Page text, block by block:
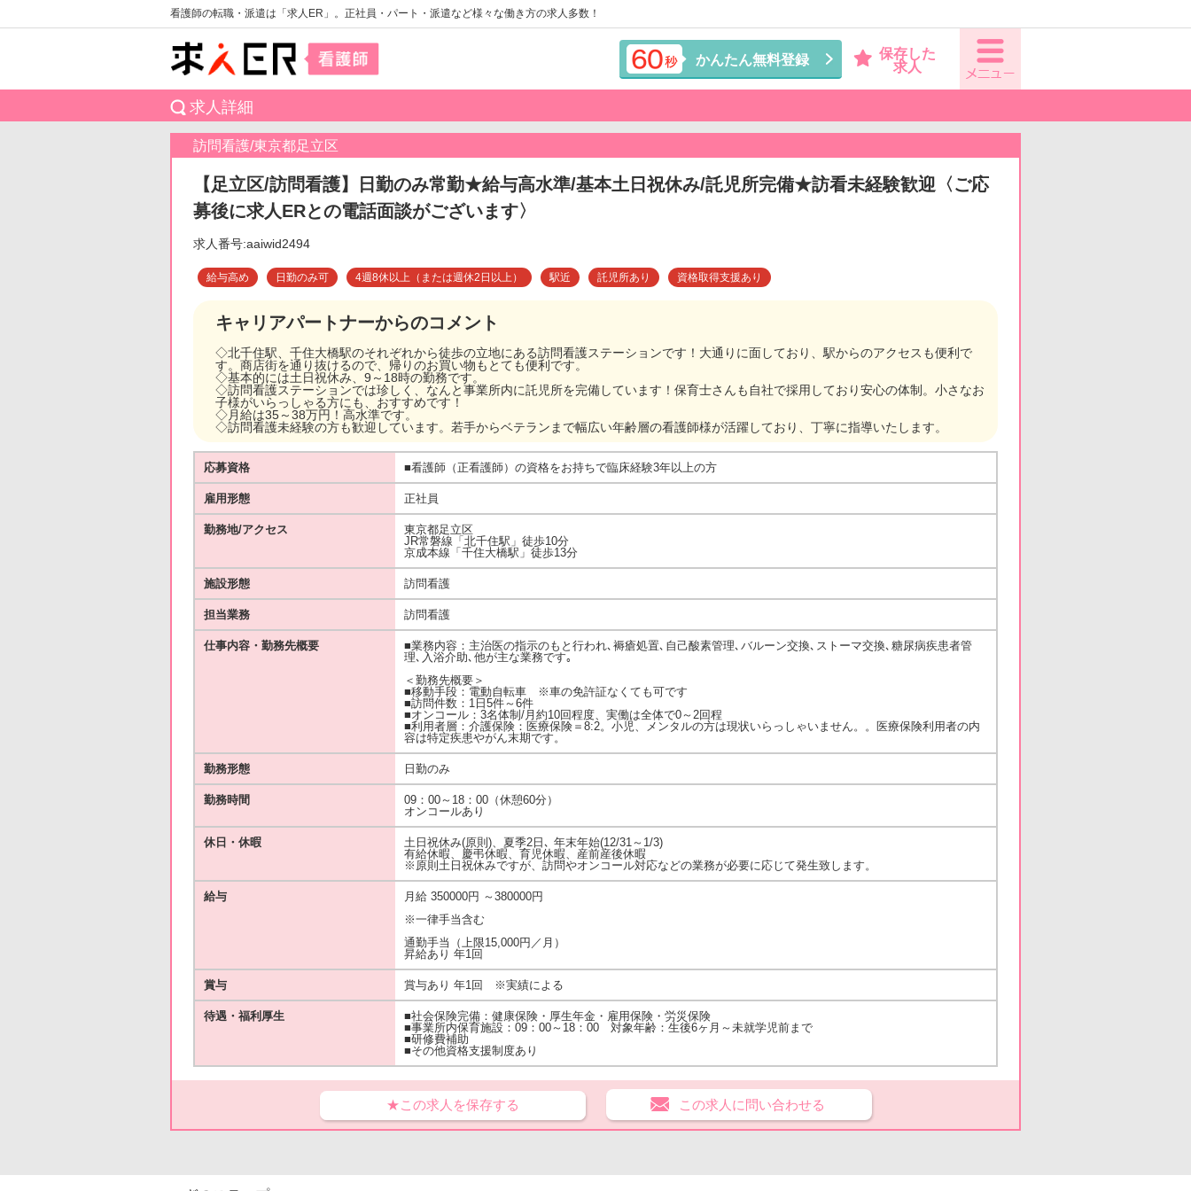
看護師の転職・派遣は「求人ER」。正社員・パート・派遣など様々な働き方の求人多数！
かんたん無料登録
保存した
求人
求人詳細
訪問看護/東京都足立区
【足立区/訪問看護】日勤のみ常勤★給与高水準/基本土日祝休み/託児所完備★訪看未経験歓迎〈ご応
募後に求人ERとの電話面談がございます〉
求人番号:aaiwid2494
給与高め 日勤のみ可 4週8休以上（または週休2日以上） 駅近 託児所あり 資格取得支援あり
キャリアパートナーからのコメント
◇北千住駅、千住大橋駅のそれぞれから徒歩の立地にある訪問看護ステーションです！大通りに面しており、駅からのアクセスも便利で
す。商店街を通り抜けるので、帰りのお買い物もとても便利です。
◇基本的には土日祝休み、9～18時の勤務です。
◇訪問看護ステーションでは珍しく、なんと事業所内に託児所を完備しています！保育士さんも自社で採用しており安心の体制。小さなお
子様がいらっしゃる方にも、おすすめです！
◇月給は35～38万円！高水準です。
◇訪問看護未経験の方も歓迎しています。若手からベテランまで幅広い年齢層の看護師様が活躍しており、丁寧に指導いたします。
応募資格 ■看護師（正看護師）の資格をお持ちで臨床経験3年以上の方
雇用形態 正社員
勤務地/アクセス
東京都足立区
JR常磐線「北千住駅」徒歩10分
京成本線「千住大橋駅」徒歩13分
施設形態 訪問看護
担当業務 訪問看護
仕事内容・勤務先概要
■業務内容：主治医の指示のもと行われ､褥瘡処置､自己酸素管理､バルーン交換､ストーマ交換､糖尿病疾患者管
理､入浴介助､他が主な業務です｡
＜勤務先概要＞
■移動手段：電動自転車 ※車の免許証なくても可です
■訪問件数：1日5件～6件
■オンコール：3名体制/月約10回程度、実働は全体で0～2回程
■利用者層：介護保険：医療保険＝8:2。小児、メンタルの方は現状いらっしゃいません。。医療保険利用者の内
容は特定疾患やがん末期です。
勤務形態 日勤のみ
勤務時間
09：00～18：00（休憩60分）
オンコールあり
休日・休暇
土日祝休み(原則)、夏季2日､ 年末年始(12/31～1/3)
有給休暇、慶弔休暇、育児休暇、産前産後休暇
※原則土日祝休みですが、訪問やオンコール対応などの業務が必要に応じて発生致します。
給与
月給 350000円 ～380000円
※一律手当含む
通勤手当（上限15,000円／月）
昇給あり 年1回
賞与 賞与あり 年1回 ※実績による
待遇・福利厚生
■社会保険完備：健康保険・厚生年金・雇用保険・労災保険
■事業所内保育施設：09：00～18：00 対象年齢：生後6ヶ月～未就学児前まで
■研修費補助
■その他資格支援制度あり
★この求人を保存する この求人に問い合わせる